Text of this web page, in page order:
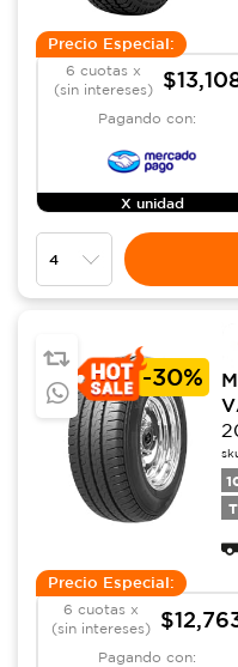
Precio Especial:
6 cuotas x
(sin intereses)
Pagando con:
X unidad
-30%
T
Precio Especial:
6 cuotas x
(sin intereses)
Pagando con: